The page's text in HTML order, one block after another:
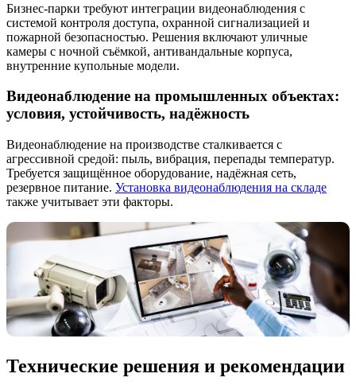
Бизнес-парки требуют интеграции видеонаблюдения с
системой контроля доступа, охранной сигнализацией и
пожарной безопасностью. Решения включают уличные
камеры с ночной съёмкой, антивандальные корпуса,
внутренние купольные модели.
Видеонаблюдение на промышленных объектах:
условия, устойчивость, надёжность
Видеонаблюдение на производстве сталкивается с
агрессивной средой: пыль, вибрация, перепады температур.
Требуется защищённое оборудование, надёжная сеть,
резервное питание. Установка видеонаблюдения на складе
также учитывает эти факторы.
Технические решения и рекомендации